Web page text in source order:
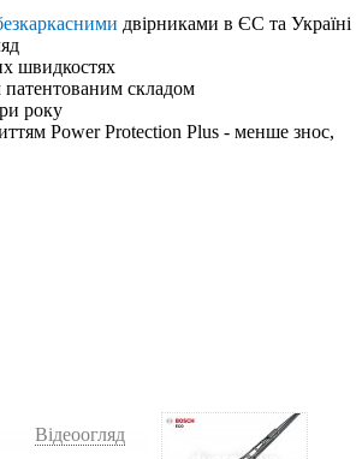
двірниками в ЄС та Україні
швидкостях
складом
року
Power Protection Plus - менше знос,
Відеоогляд